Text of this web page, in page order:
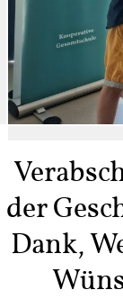
der
Dank,